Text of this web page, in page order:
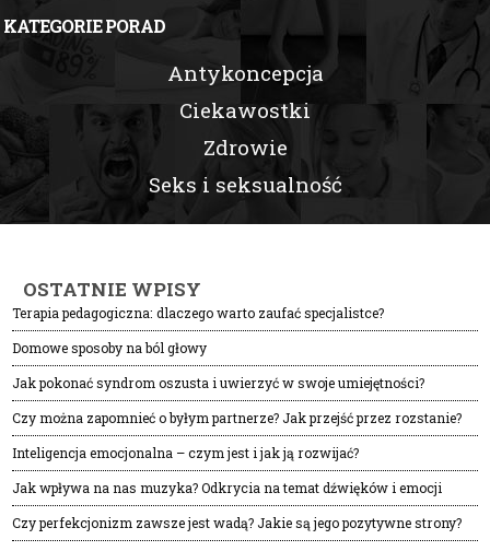
KATEGORIE PORAD
Antykoncepcja
Ciekawostki
Zdrowie
Seks i seksualność
OSTATNIE WPISY
Terapia pedagogiczna: dlaczego warto zaufać specjalistce?
Domowe sposoby na ból głowy
Jak pokonać syndrom oszusta i uwierzyć w swoje umiejętności?
Czy można zapomnieć o byłym partnerze? Jak przejść przez rozstanie?
Inteligencja emocjonalna – czym jest i jak ją rozwijać?
Jak wpływa na nas muzyka? Odkrycia na temat dźwięków i emocji
Czy perfekcjonizm zawsze jest wadą? Jakie są jego pozytywne strony?